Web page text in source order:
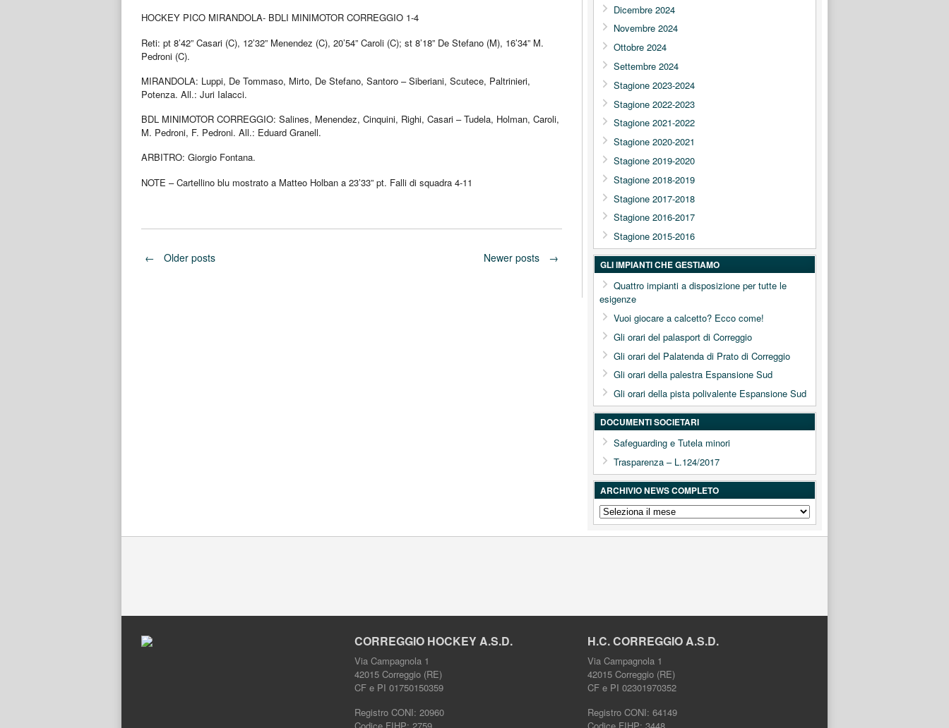
HOCKEY PICO MIRANDOLA- BDLI MINIMOTOR CORREGGIO 1-4
Reti: pt 8’42” Casari (C), 12’32” Menendez (C), 20’54” Caroli (C); st 8’18” De Stefano (M), 16’34” M.
Pedroni (C).
MIRANDOLA: Luppi, De Tommaso, Mirto, De Stefano, Santoro – Siberiani, Scutece, Paltrinieri,
Potenza. All.: Juri Ialacci.
BDL MINIMOTOR CORREGGIO: Salines, Menendez, Cinquini, Righi, Casari – Tudela, Holman, Caroli,
M. Pedroni, F. Pedroni. All.: Eduard Granell.
ARBITRO: Giorgio Fontana.
NOTE – Cartellino blu mostrato a Matteo Holban a 23’33” pt. Falli di squadra 4-11
Posts
← Older posts Newer posts →
Dicembre 2024
Novembre 2024
Ottobre 2024
Settembre 2024
Stagione 2023-2024
Stagione 2022-2023
Stagione 2021-2022
Stagione 2020-2021
Stagione 2019-2020
Stagione 2018-2019
Stagione 2017-2018
Stagione 2016-2017
Stagione 2015-2016
GLI IMPIANTI CHE GESTIAMO
Quattro impianti a disposizione per tutte le
esigenze
Vuoi giocare a calcetto? Ecco come!
Gli orari del palasport di Correggio
Gli orari del Palatenda di Prato di Correggio
Gli orari della palestra Espansione Sud
Gli orari della pista polivalente Espansione Sud
DOCUMENTI SOCIETARI
Safeguarding e Tutela minori
Trasparenza – L.124/2017
ARCHIVIO NEWS COMPLETO
ARCHIVIO
NEWS
COMPLETO
CORREGGIO HOCKEY A.S.D.
Via Campagnola 1
42015 Correggio (RE)
CF e PI 01750150359
Registro CONI: 20960
H.C. CORREGGIO A.S.D.
Via Campagnola 1
42015 Correggio (RE)
CF e PI 02301970352
Registro CONI: 64149